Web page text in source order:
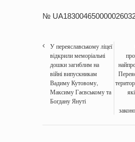
№
У переяславському ліцеї
відкрили меморіальні
дошки загиблим на
війні випускникам
Вадиму Кутовому,
Максиму Гаєвському та
Богдану Януті